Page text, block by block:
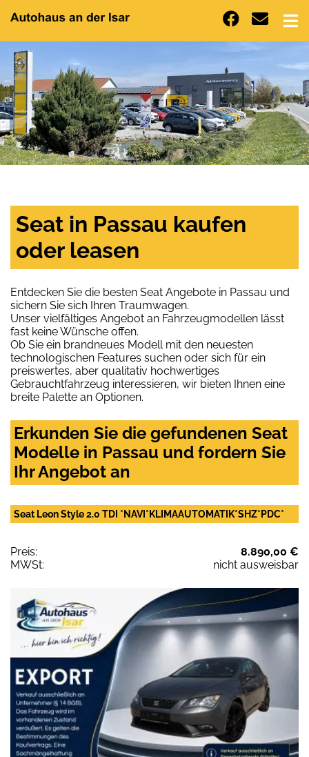
Seat in Passau kaufen
oder leasen
Entdecken Sie die besten Seat Angebote in Passau und
sichern Sie sich Ihren Traumwagen.
Unser vielfältiges Angebot an Fahrzeugmodellen lässt
fast keine Wünsche offen.
Ob Sie ein brandneues Modell mit den neuesten
technologischen Features suchen oder sich für ein
preiswertes, aber qualitativ hochwertiges
Gebrauchtfahrzeug interessieren, wir bieten Ihnen eine
breite Palette an Optionen.
Erkunden Sie die gefundenen Seat
Modelle in Passau und fordern Sie
Ihr Angebot an
Seat Leon Style 2.0 TDI *NAVI*KLIMAAUTOMATIK*SHZ*PDC*
Preis:
8.890,00 €
MWSt:
nicht ausweisbar